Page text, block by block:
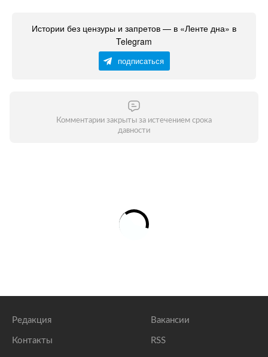
Истории без цензуры и запретов — в «Ленте дна» в
Telegram
подписаться
Комментарии закрыты за истечением срока
давности
Редакция
Контакты
Вакансии
RSS